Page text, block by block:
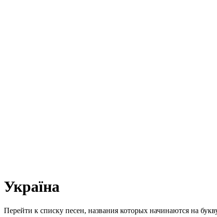
Україна
Перейти к списку песен, названия которых начинаются на